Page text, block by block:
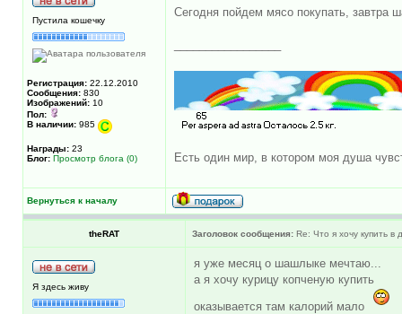
Пустила кошечку
Регистрация: 22.12.2010
Сообщения: 830
Изображений: 10
Пол:
В наличии: 985
Награды: 23
Блог: Просмотр блога (0)
Сегодня пойдем мясо покупать,
Есть один мир, в котором моя душа
Вернуться к началу
theRAT Заголовок сообщения: Re: Что я хочу купить
Я здесь живу
я уже месяц о шашлыке мечтаю...
а я хочу курицу копченую купить
оказывается там калорий мало